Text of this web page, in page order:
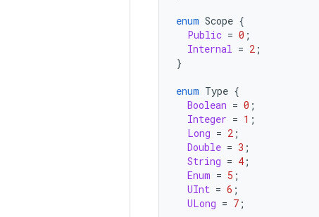
enum Scope {
Public = 0 ;
Internal = 2 ;
}
enum Type {
Boolean = 0 ;
Integer = 1 ;
Long = 2 ;
Double = 3 ;
String = 4 ;
Enum = 5 ;
UInt = 6 ;
ULong = 7 ;